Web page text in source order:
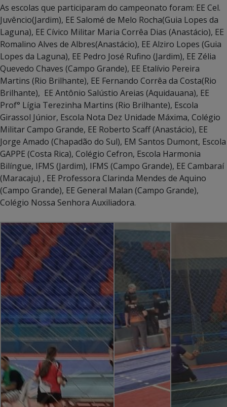
As escolas que participaram do campeonato foram: EE Cel.
Juvêncio(Jardim), EE Salomé de Melo Rocha(Guia Lopes da
Laguna), EE Cívico Militar Maria Corrêa Dias (Anastácio), EE
Romalino Alves de Albres(Anastácio), EE Alziro Lopes (Guia
Lopes da Laguna), EE Pedro José Rufino (Jardim), EE Zélia
Quevedo Chaves (Campo Grande), EE Etalívio Pereira
Martins (Rio Brilhante), EE Fernando Corrêa da Costa(Rio
Brilhante), EE Antônio Salústio Areias (Aquidauana), EE
Prof° Lígia Terezinha Martins (Rio Brilhante), Escola
Girassol Júnior, Escola Nota Dez Unidade Máxima, Colégio
Militar Campo Grande, EE Roberto Scaff (Anastácio), EE
Jorge Amado (Chapadão do Sul), EM Santos Dumont, Escola
GAPPE (Costa Rica), Colégio Cefron, Escola Harmonia
Bilíngue, IFMS (Jardim), IFMS (Campo Grande), EE Cambaraí
(Maracaju) , EE Professora Clarinda Mendes de Aquino
(Campo Grande), EE General Malan (Campo Grande),
Colégio Nossa Senhora Auxiliadora.